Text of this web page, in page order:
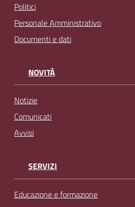
Seguici
su
Politici
Personale Amministrativo
Documenti e dati
NOVITÀ
Notizie
Comunicati
Avvisi
SERVIZI
Educazione e formazione